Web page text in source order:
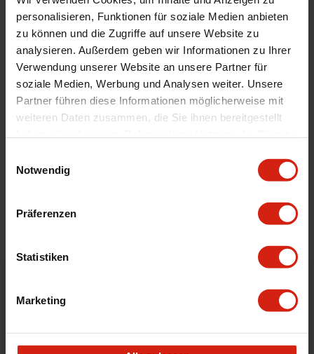
personalisieren, Funktionen für soziale Medien anbieten
zu können und die Zugriffe auf unsere Website zu
analysieren. Außerdem geben wir Informationen zu Ihrer
Verwendung unserer Website an unsere Partner für
soziale Medien, Werbung und Analysen weiter. Unsere
Partner führen diese Informationen möglicherweise mit
weiteren Daten zusammen, die Sie ihnen bereitgestellt
Notwendig
Präferenzen
Statistiken
Marketing
Automodell Name
Civic,CRX,Del Sol
Zertifikat
Kein Gutachten oder ABE
Montagematerial
Nein
Geeignet Für
verschickt am selben Tag
Nicht zufrieden?